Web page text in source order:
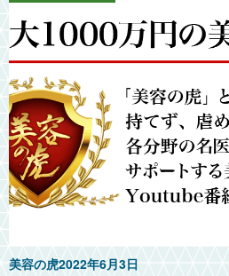
美容の虎2022年6月3日